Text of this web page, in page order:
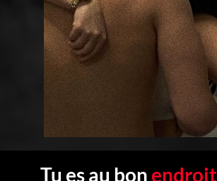
Tu es au bonendroit